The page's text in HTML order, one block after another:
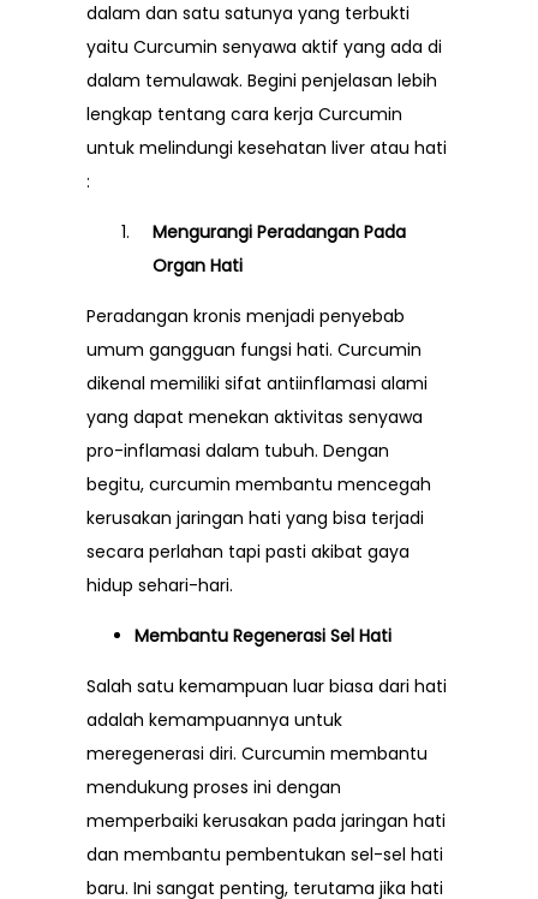
dalam dan satu satunya yang terbukti
yaitu Curcumin senyawa aktif yang ada di
dalam temulawak. Begini penjelasan lebih
lengkap tentang cara kerja Curcumin
untuk melindungi kesehatan liver atau hati
:
Mengurangi Peradangan Pada
Organ Hati
Peradangan kronis menjadi penyebab
umum gangguan fungsi hati. Curcumin
dikenal memiliki sifat antiinflamasi alami
yang dapat menekan aktivitas senyawa
pro-inflamasi dalam tubuh. Dengan
begitu, curcumin membantu mencegah
kerusakan jaringan hati yang bisa terjadi
secara perlahan tapi pasti akibat gaya
hidup sehari-hari.
Membantu Regenerasi Sel Hati
Salah satu kemampuan luar biasa dari hati
adalah kemampuannya untuk
meregenerasi diri. Curcumin membantu
mendukung proses ini dengan
memperbaiki kerusakan pada jaringan hati
dan membantu pembentukan sel-sel hati
baru. Ini sangat penting, terutama jika hati